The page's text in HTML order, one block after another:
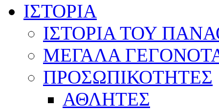
ΙΣΤΟΡΙΑ
ΙΣΤΟΡΙΑ ΤΟΥ
ΜΕΓΑΛΑ
ΠΡΟΣΩΠΙΚΟΤΗΤΕΣ
ΑΘΛΗΤΕΣ